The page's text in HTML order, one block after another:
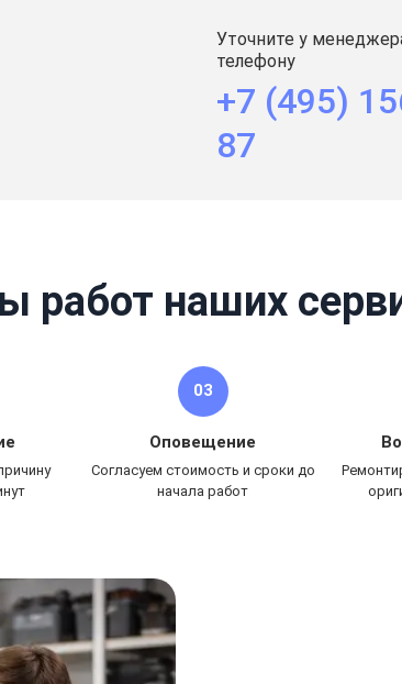
Уточните у
телефону
+7 (495)
87
работ наших
03
Оповещение
Согласуем стоимость и сроки до
начала работ